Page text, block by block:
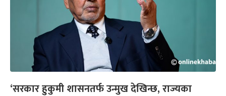
‘सरकार हुकुमी शासनतर्फ उन्मुख देखिन्छ, राज्यका